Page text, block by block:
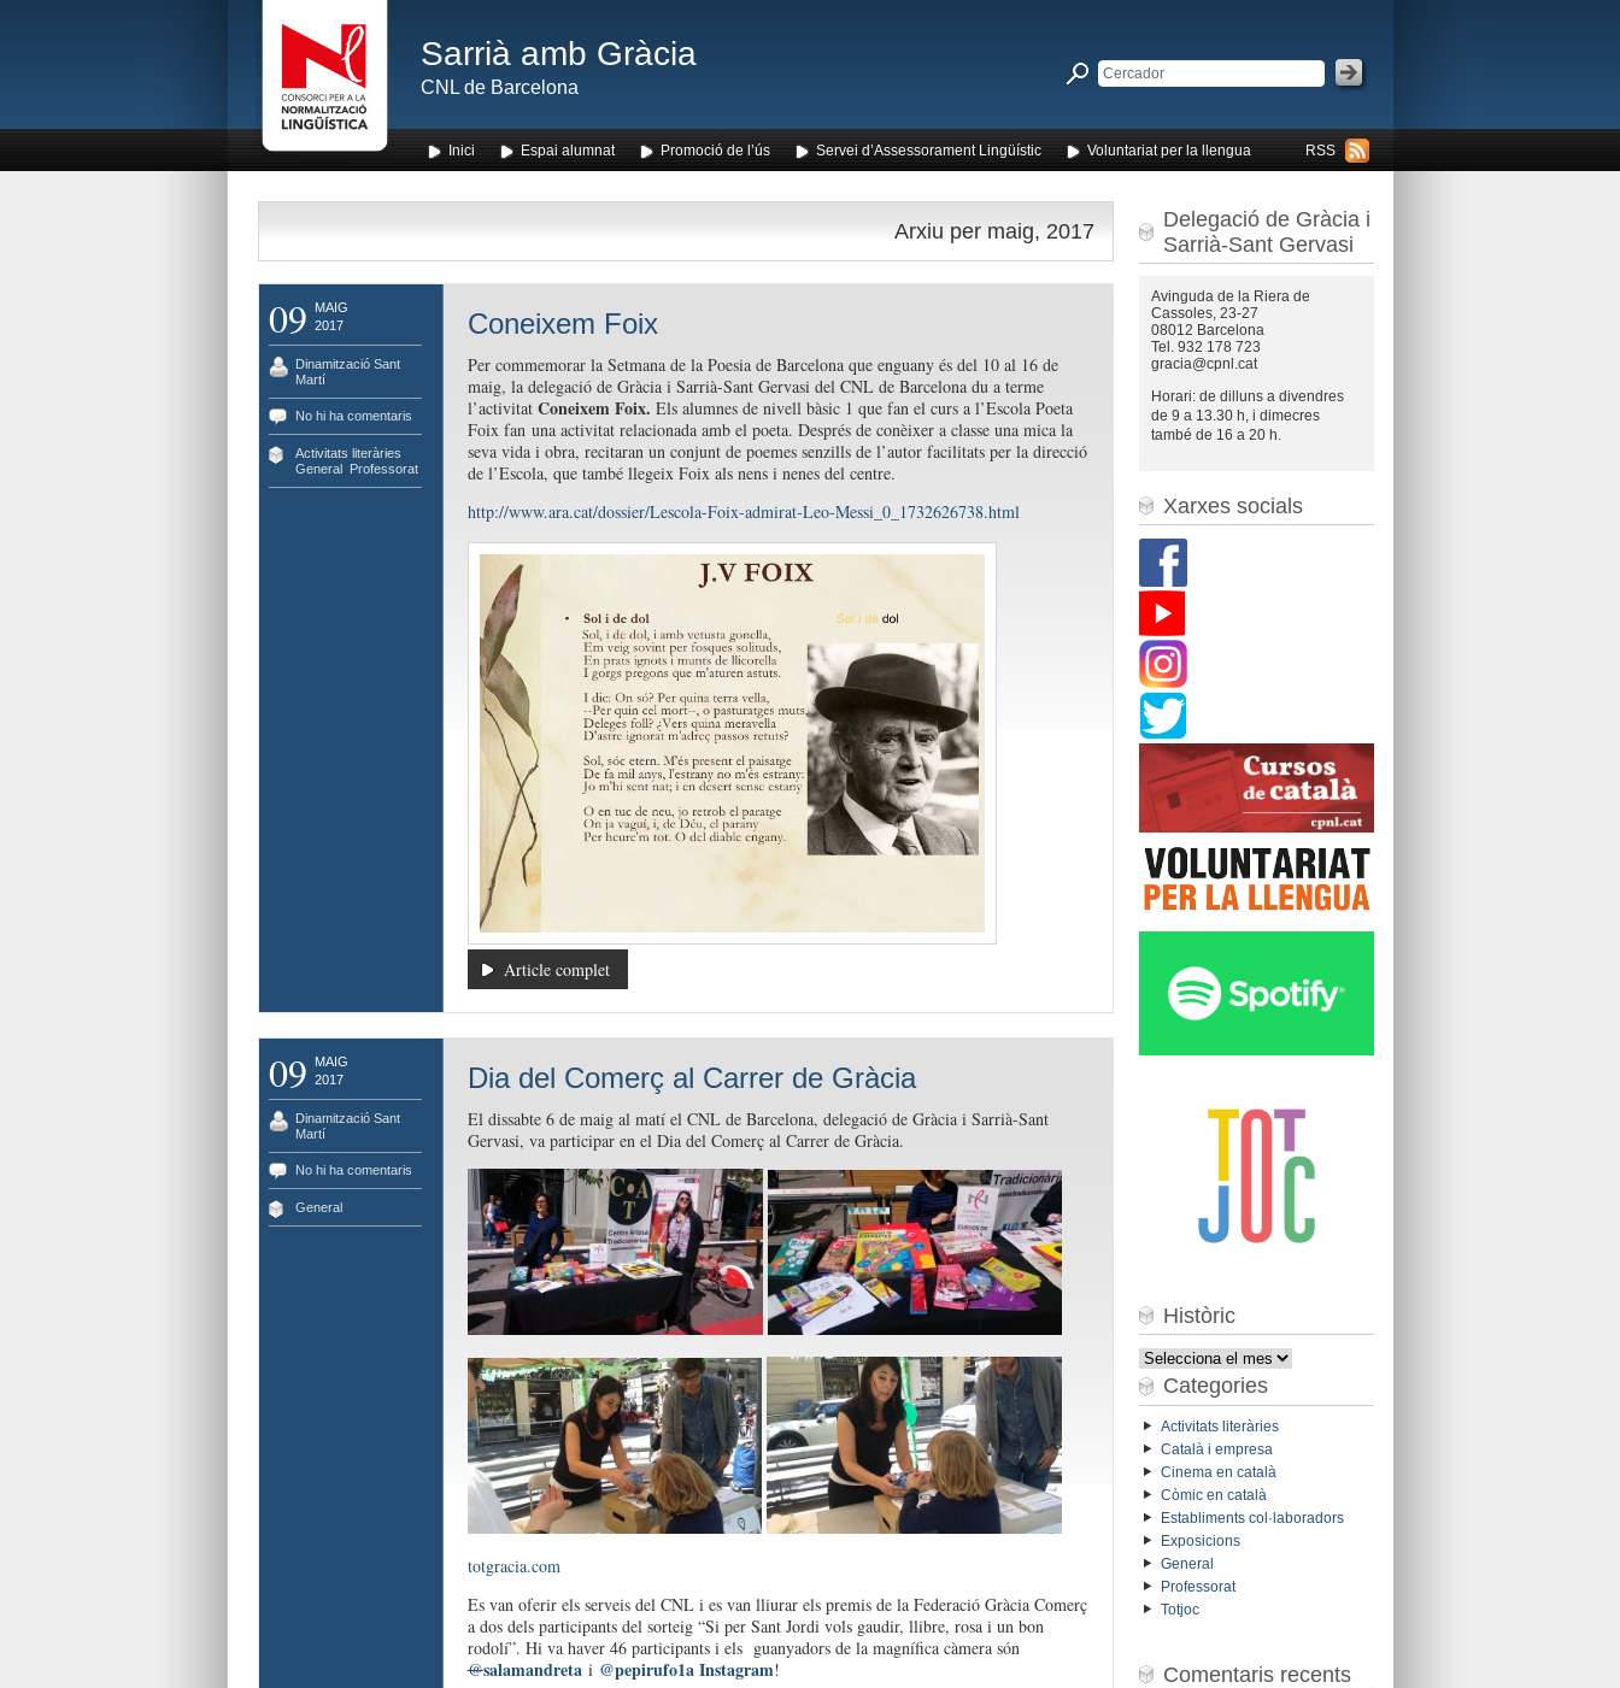
Sarrià amb Gràcia
CNL de Barcelona
RSS
Inici Espai alumnat Promoció de l’ús Servei d’Assessorament Lingüístic Voluntariat per la llengua
Arxiu per maig, 2017
09
MAIG
2017
Dinamització Sant
Martí
No hi ha comentaris
Activitats literàries
General, Professorat
Coneixem Foix
Per commemorar la Setmana de la Poesia de Barcelona que enguany és del 10 al 16 de
maig, la delegació de Gràcia i Sarrià-Sant Gervasi del CNL de Barcelona du a terme
l’activitat Coneixem Foix. Els alumnes de nivell bàsic 1 que fan el curs a l’Escola Poeta
Foix fan una activitat relacionada amb el poeta. Després de conèixer a classe una mica la
seva vida i obra, recitaran un conjunt de poemes senzills de l’autor facilitats per la direcció
de l’Escola, que també llegeix Foix als nens i nenes del centre.
http://www.ara.cat/dossier/Lescola-Foix-admirat-Leo-Messi_0_1732626738.html
Article complet
09
MAIG
2017
Dinamització Sant
Martí
No hi ha comentaris
General
Dia del Comerç al Carrer de Gràcia
El dissabte 6 de maig al matí el CNL de Barcelona, delegació de Gràcia i Sarrià-Sant
Gervasi, va participar en el Dia del Comerç al Carrer de Gràcia.
totgracia.com
Es van oferir els serveis del CNL i es van lliurar els premis de la Federació Gràcia Comerç
a dos dels participants del sorteig “Si per Sant Jordi vols gaudir, llibre, rosa i un bon
rodolí”. Hi va haver 46 participants i els guanyadors de la magnífica càmera són
@salamandretai @pepirufo1a Instagram!
Delegació de Gràcia i
Sarrià-Sant Gervasi
Avinguda de la Riera de
Cassoles, 23-27
08012 Barcelona
Tel. 932 178 723
gracia@cpnl.cat
Horari: de dilluns a divendres
de 9 a 13.30 h, i dimecres
també de 16 a 20 h.
Xarxes socials
Històric
Històric
Categories
Activitats literàries
Català i empresa
Cinema en català
Còmic en català
Establiments col·laboradors
Exposicions
General
Professorat
Totjoc
Comentaris recents